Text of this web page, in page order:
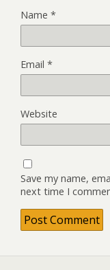
Name *
Email *
Website
Save my name,
next time I